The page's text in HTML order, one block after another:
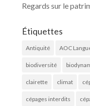
Regards sur le
Étiquettes
Antiquité AOC
biodiversité
clairette climat
cépages interdits